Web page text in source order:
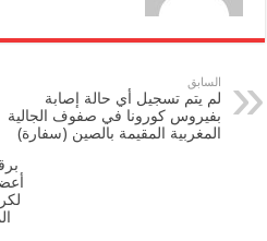
السابق
لم يتم تسجيل أي حالة إصابة
بفيروس كورونا في صفوف الجالية
المغربية المقيمة بالصين (سفارة)